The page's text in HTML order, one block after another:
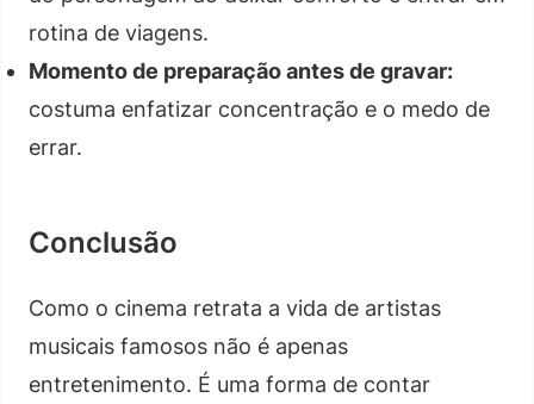
rotina de viagens.
Momento de preparação antes de gravar:
costuma enfatizar concentração e o medo de
errar.
Conclusão
Como o cinema retrata a vida de artistas
musicais famosos não é apenas
entretenimento. É uma forma de contar